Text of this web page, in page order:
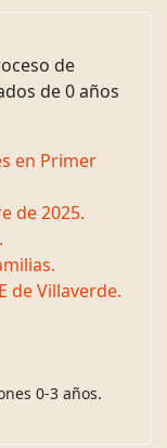
de
de 0 años
en Primer
de 2025.
de Villaverde.
0-3 años.